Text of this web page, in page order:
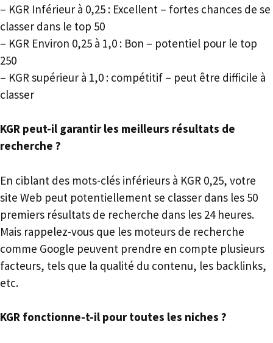
– KGR Inférieur à 0,25 : Excellent – ​​fortes chances de se
classer dans le top 50
– KGR Environ 0,25 à 1,0 : Bon – potentiel pour le top
250
– KGR supérieur à 1,0 : compétitif – peut être difficile à
classer
KGR peut-il garantir les meilleurs résultats de
recherche ?
En ciblant des mots-clés inférieurs à KGR 0,25, votre
site Web peut potentiellement se classer dans les 50
premiers résultats de recherche dans les 24 heures.
Mais rappelez-vous que les moteurs de recherche
comme Google peuvent prendre en compte plusieurs
facteurs, tels que la qualité du contenu, les backlinks,
etc.
KGR fonctionne-t-il pour toutes les niches ?